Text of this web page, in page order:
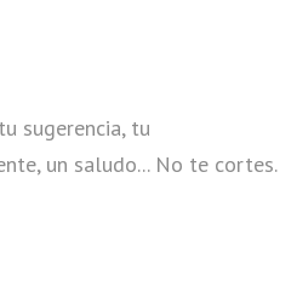
sugerencia, tu
un saludo... No te cortes.